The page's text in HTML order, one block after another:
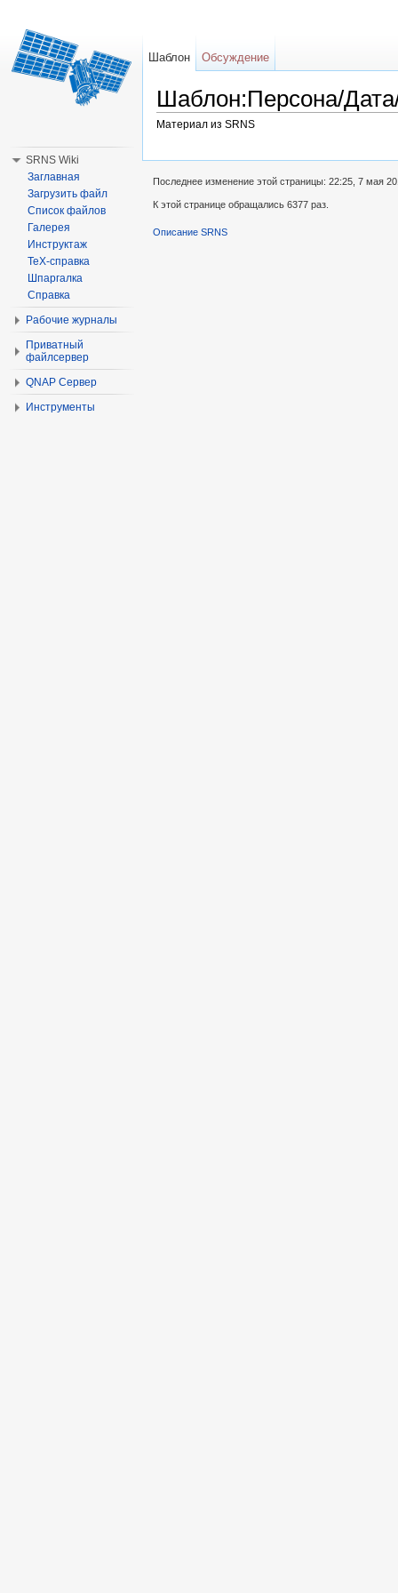
Шаблон:Персона/
Материал из SRNS
Шаблон Обсуждение
SRNS Wiki
Заглавная
Загрузить файл
Список файлов
Галерея
Инструктаж
TeX-справка
Шпаргалка
Справка
Рабочие журналы
Приватный
файлсервер
QNAP Сервер
Инструменты
Последнее изменение этой страницы: 22:25, 7 мая
К этой странице обращались 6377 раз.
Описание SRNS